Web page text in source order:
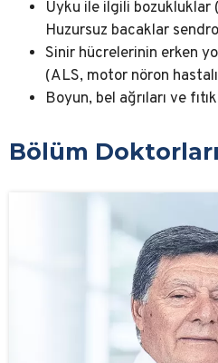
Uyku ile ilgili bozukluklar
Huzursuz bacaklar
Sinir hücrelerinin erken
(ALS, motor nöron
Boyun, bel ağrıları ve
Bölüm Doktorları